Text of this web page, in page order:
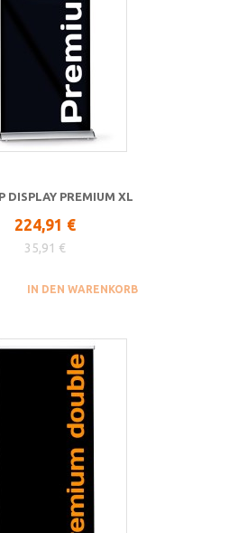
DISPLAY PREMIUM XL
224,91 €
35,91 €